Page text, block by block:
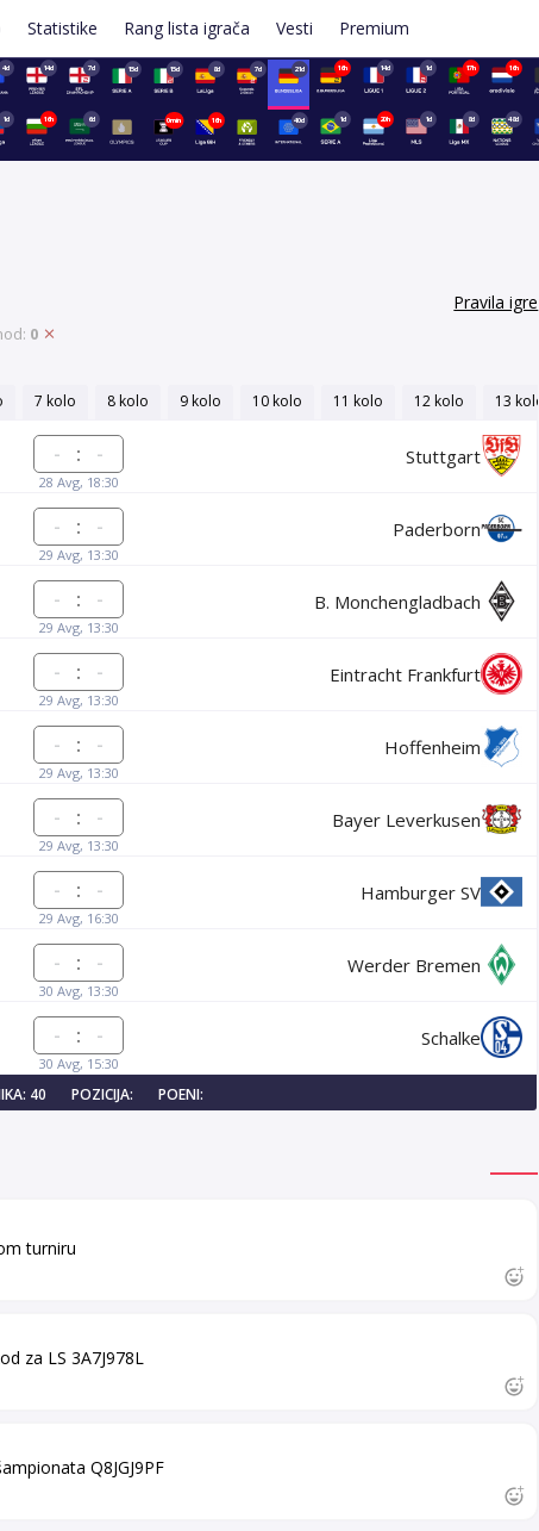
Statistike Rang lista igrača Vesti Premium
4d 14d 7d 15d 15d 8d 7d 21d 16h 14d 1d 17h 16h
1d 16h 6d 0min 16h 40d 1d 20h 1d 8d 48d
Pravila igre
0
7 kolo 8 kolo 9 kolo 10 kolo 11 kolo 12 kolo 13 kolo
:
28 Avg, 18:30
Stuttgart
:
29 Avg, 13:30
Paderborn
:
29 Avg, 13:30
B. Monchengladbach
:
29 Avg, 13:30
Eintracht Frankfurt
:
29 Avg, 13:30
Hoffenheim
:
29 Avg, 13:30
Bayer Leverkusen
:
29 Avg, 16:30
Hamburger SV
:
30 Avg, 13:30
Werder Bremen
:
30 Avg, 15:30
Schalke
40 POZICIJA: POENI:
turniru
za LS 3A7J978L
Q8JGJ9PF